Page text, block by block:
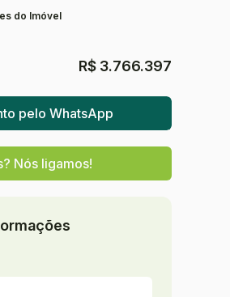
do Imóvel
R$ 3.766.397
pelo WhatsApp
Nós ligamos!